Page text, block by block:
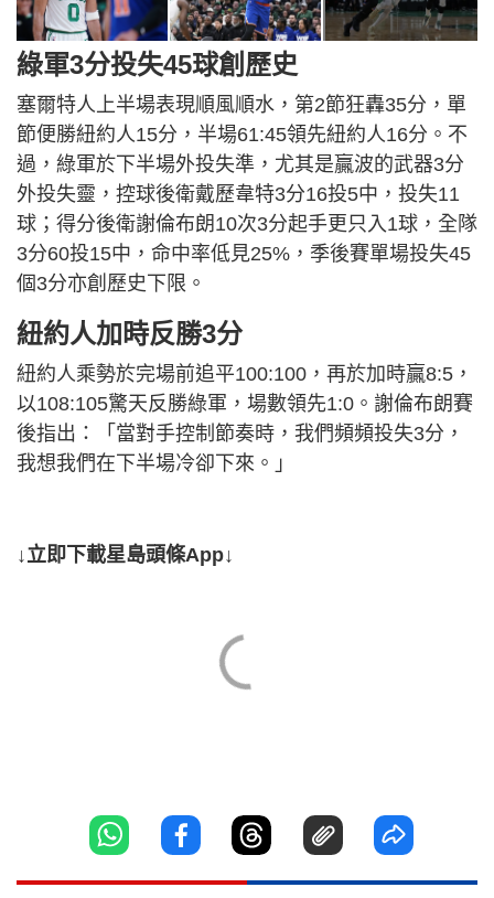
綠軍3分投失45球創歷史
塞爾特人上半場表現順風順水，第2節狂轟35分，單
節便勝紐約人15分，半場61:45領先紐約人16分。不
過，綠軍於下半場外投失準，尤其是贏波的武器3分
外投失靈，控球後衛戴歷韋特3分16投5中，投失11
球；得分後衛謝倫布朗10次3分起手更只入1球，全隊
3分60投15中，命中率低見25%，季後賽單場投失45
個3分亦創歷史下限。
紐約人加時反勝3分
紐約人乘勢於完場前追平100:100，再於加時贏8:5，
以108:105驚天反勝綠軍，場數領先1:0。謝倫布朗賽
後指出：「當對手控制節奏時，我們頻頻投失3分，
我想我們在下半場冷卻下來。」
↓立即下載星島頭條App↓